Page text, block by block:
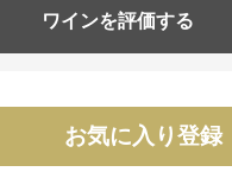
ワインを評価する
お気に入り登録